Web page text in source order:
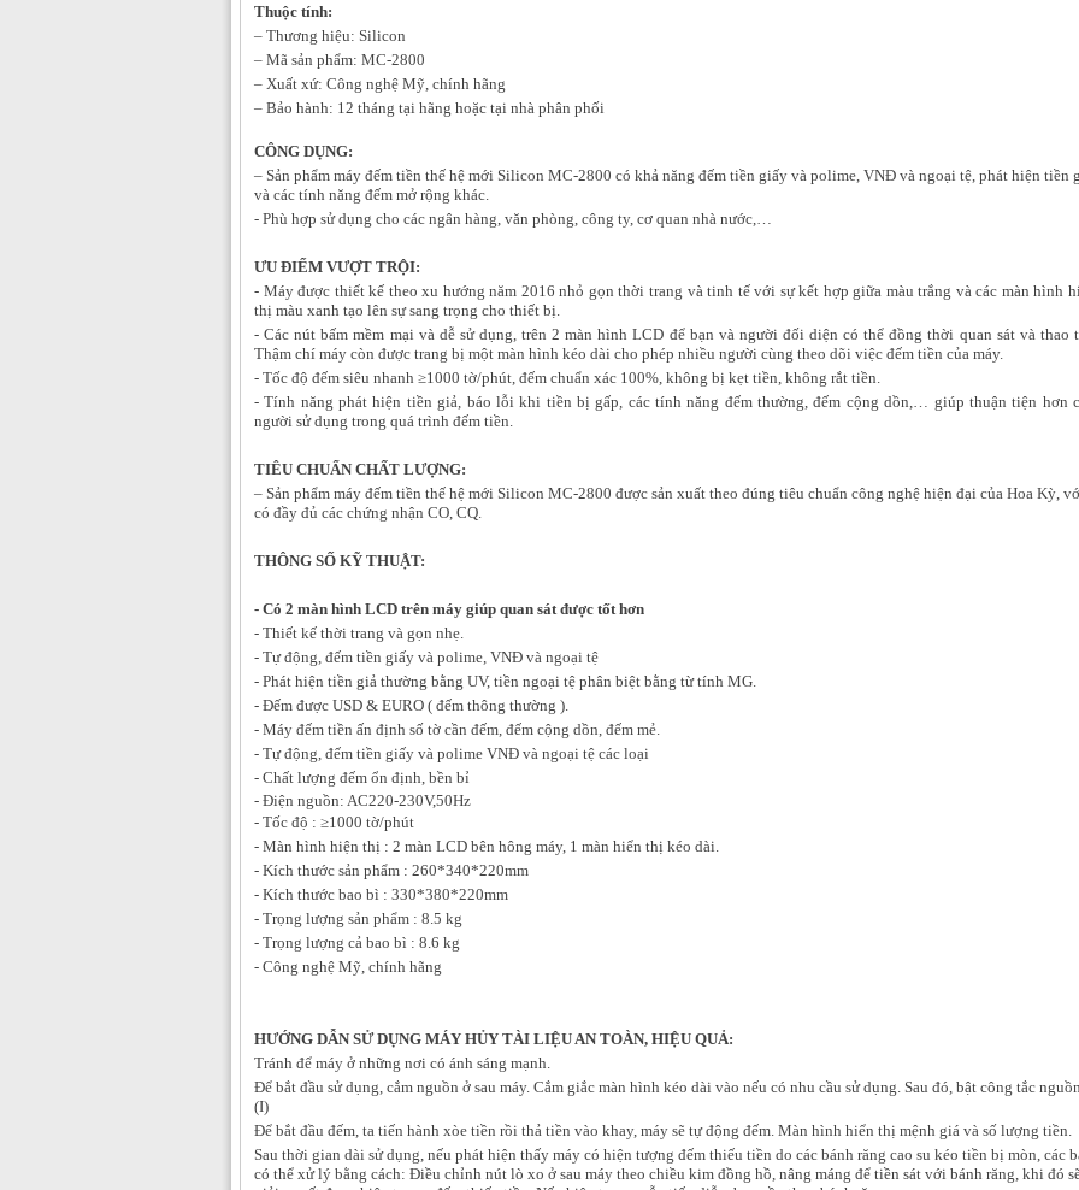
Thuộc tính:
– Thương hiệu: Silicon
– Mã sản phẩm: MC-2800
– Xuất xứ: Công nghệ Mỹ, chính hãng
– Bảo hành: 12 tháng tại hãng hoặc tại nhà phân phối
CÔNG DỤNG:
– Sản phẩm máy đếm tiền thế hệ mới Silicon MC-2800 có khả năng đếm tiền giấy và polime, VNĐ và ngoại tệ, phát hiện tiền
và các tính năng đếm mở rộng khác.
- Phù hợp sử dụng cho các ngân hàng, văn phòng, công ty, cơ quan nhà nước,…
ƯU ĐIỂM VƯỢT TRỘI:
- Máy được thiết kế theo xu hướng năm 2016 nhỏ gọn thời trang và tinh tế với sự kết hợp giữa màu trắng và các màn hình
thị màu xanh tạo lên sự sang trọng cho thiết bị.
- Các nút bấm mềm mại và dễ sử dụng, trên 2 màn hình LCD để bạn và người đối diện có thể đồng thời quan sát và thao
Thậm chí máy còn được trang bị một màn hình kéo dài cho phép nhiều người cùng theo dõi việc đếm tiền của máy.
- Tốc độ đếm siêu nhanh ≥1000 tờ/phút, đếm chuẩn xác 100%, không bị kẹt tiền, không rắt tiền.
- Tính năng phát hiện tiền giả, báo lỗi khi tiền bị gấp, các tính năng đếm thường, đếm cộng dồn,… giúp thuận tiện hơn
người sử dụng trong quá trình đếm tiền.
TIÊU CHUẨN CHẤT LƯỢNG:
– Sản phẩm máy đếm tiền thế hệ mới Silicon MC-2800 được sản xuất theo đúng tiêu chuẩn công nghệ hiện đại của Hoa Kỳ,
có đầy đủ các chứng nhận CO, CQ.
THÔNG SỐ KỸ THUẬT:
- Có 2 màn hình LCD trên máy giúp quan sát được tốt hơn
- Thiết kế thời trang và gọn nhẹ.
- Tự động, đếm tiền giấy và polime, VNĐ và ngoại tệ
- Phát hiện tiền giả thường bằng UV, tiền ngoại tệ phân biệt bằng từ tính MG.
- Đếm được USD & EURO ( đếm thông thường ).
- Máy đếm tiền ấn định số tờ cần đếm, đếm cộng dồn, đếm mẻ.
- Tự động, đếm tiền giấy và polime VNĐ và ngoại tệ các loại
- Chất lượng đếm ổn định, bền bỉ
- Điện nguồn: AC220-230V,50Hz
- Tốc độ : ≥1000 tờ/phút
- Màn hình hiện thị : 2 màn LCD bên hông máy, 1 màn hiển thị kéo dài.
- Kích thước sản phẩm : 260*340*220mm
- Kích thước bao bì : 330*380*220mm
- Trọng lượng sản phẩm : 8.5 kg
- Trọng lượng cả bao bì : 8.6 kg
- Công nghệ Mỹ, chính hãng
HƯỚNG DẪN SỬ DỤNG MÁY HỦY TÀI LIỆUAN TOÀN, HIỆU QUẢ:
Tránh để máy ở những nơi có ánh sáng mạnh.
Để bắt đầu sử dụng, cắm nguồn ở sau máy. Cắm giắc màn hình kéo dài vào nếu có nhu cầu sử dụng. Sau đó, bật công tắc nguồn
(I)
Để bắt đầu đếm, ta tiến hành xòe tiền rồi thả tiền vào khay, máy sẽ tự động đếm. Màn hình hiển thị mệnh giá và số lượng tiền.
Sau thời gian dài sử dụng, nếu phát hiện thấy máy có hiện tượng đếm thiếu tiền do các bánh răng cao su kéo tiền bị mòn, các
có thể xử lý bằng cách: Điều chỉnh nút lò xo ở sau máy theo chiều kim đồng hồ, nâng máng để tiền sát với bánh răng, khi đó